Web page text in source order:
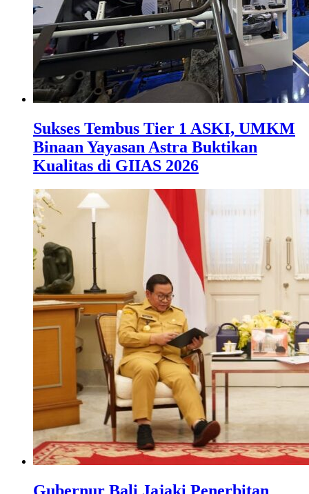
Sukses Tembus Tier 1 ASKI, UMKM
Binaan Yayasan Astra Buktikan
Kualitas di GIIAS 2026